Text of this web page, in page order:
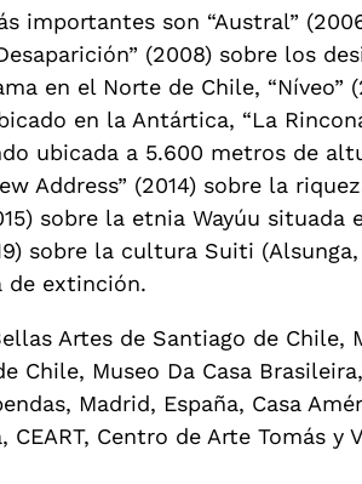
importantes son “Austral”
(2008) sobre los
en el Norte de Chile, “Níveo”
en la Antártica, “La
ubicada a 5.600 metros de
Address” (2014) sobre la
sobre la etnia Wayúu
sobre la cultura Suiti
de extinción.
Artes de Santiago de Chile,
Chile, Museo Da Casa
Madrid, España, Casa
Centro de Arte Tomás y